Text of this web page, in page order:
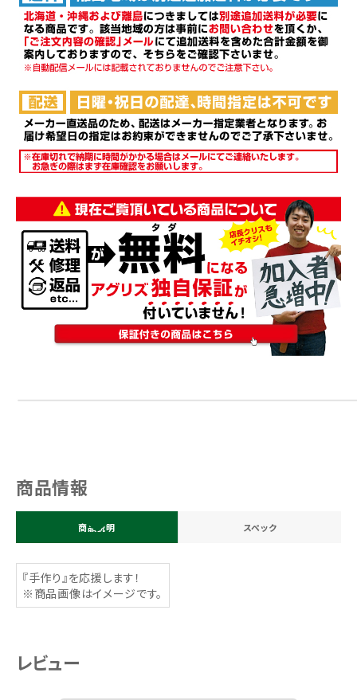
商品情報
商品説明 スペック
『手作り』を応援します！
※商品画像はイメージです。
レビュー